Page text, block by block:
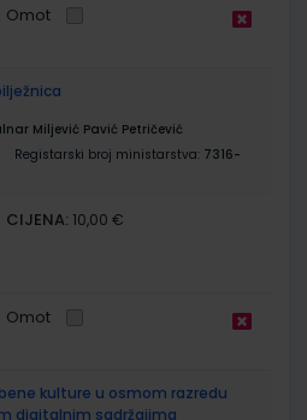
Omot
Miljević Pavić Petričević
Registarski broj ministarstva: 7316-
CIJENA: 10,00 €
Omot
kulture u osmom razredu
digitalnim sadržajima